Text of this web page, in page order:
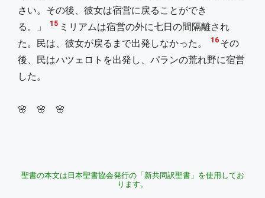
さい。その後、彼女は宿営に戻ることができ
る。」
15 ミリアムは宿営の外に七日の間隔離され
た。民は、彼女が戻るまで出発しなかった。
16 その
後、民はハツェロトを出発し、パランの荒れ野に宿営
した。
🌸 🌸 🌸
聖書の本文は日本聖書協会発行の「新共同訳聖書」を使用してお
ります。